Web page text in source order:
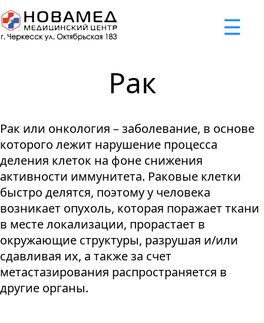
☰
x
Задать вопрос
Я принимаю"Cоглашение
об обработке персональных
данных."
Отправить вопрос
Успешно
Мы свяжемся с вами в ближайшее время
Неудача
Некорректно введен номер телефона
Неудача
Отклонена капча
Неудача
Не введено имя или вопрос
Неудача
Не принято соглашение
Рак
Рак или онкология – заболевание, в основе
которого лежит нарушение процесса
деления клеток на фоне снижения
активности иммунитета. Раковые клетки
быстро делятся, поэтому у человека
возникает опухоль, которая поражает ткани
в месте локализации, прорастает в
окружающие структуры, разрушая и/или
сдавливая их, а также за счет
метастазирования распространяется в
другие органы.